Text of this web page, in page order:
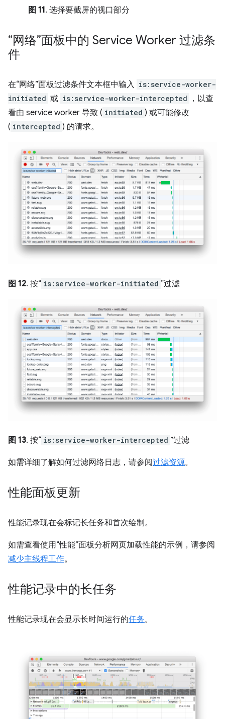
图 11. 选择要截屏的视口部分
“网络”面板中的 Service Worker 过滤条
件
在“网络”面板过滤条件文本框中输入 is:service-worker-
initiated 或 is:service-worker-intercepted
，以查
看由 service worker 导致 ( initiated ) 或可能修改
( intercepted ) 的请求。
图 12. 按“ is:service-worker-initiated ”过滤
图 13. 按“ is:service-worker-intercepted ”过滤
如需详细了解如何过滤网络日志，请参阅过滤资源。
性能面板更新
性能记录现在会标记长任务和首次绘制。
如需查看使用“性能”面板分析网页加载性能的示例，请参阅
减少主线程工作。
性能记录中的长任务
性能记录现在会显示长时间运行的任务。